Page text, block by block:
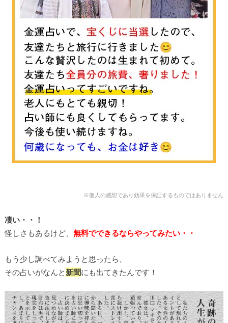
※個人の感想であり効果を保証するものではありません
凄い・・！
怪しさもあるけど、 無料でできるならやってみたい・・
もう少し調べてみようと思ったら、
その占いがなんと 新聞にも出てきたんです！